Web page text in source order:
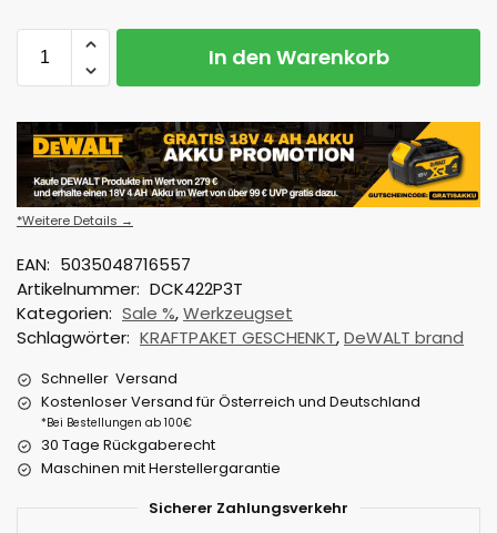
In den Warenkorb
*Weitere Details →
EAN: 5035048716557
Artikelnummer: DCK422P3T
Kategorien: Sale %,Werkzeugset
Schlagwörter: KRAFTPAKET GESCHENKT,DeWALT brand
Schneller Versand
Kostenloser Versand für Österreich und Deutschland
*Bei Bestellungen ab 100€
30 Tage Rückgaberecht
Maschinen mit Herstellergarantie
Sicherer Zahlungsverkehr